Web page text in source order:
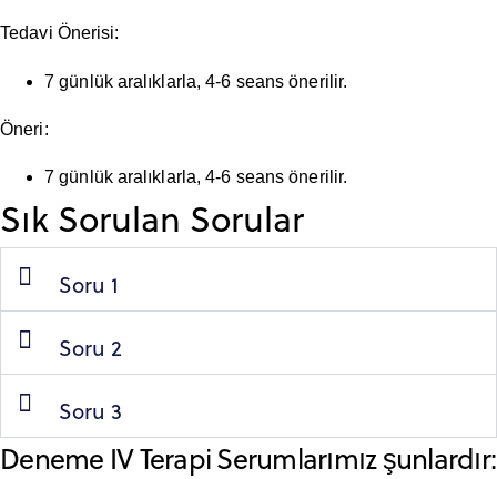
Tedavi Önerisi:
7 günlük aralıklarla,4-6 seans önerilir.
Öneri:
7 günlük aralıklarla,4-6 seans önerilir.
Sık Sorulan Sorular
Soru 1
Soru 2
Soru 3
Deneme IV Terapi Serumlarımız şunlardır: